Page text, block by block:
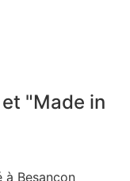
"Made in
à Besançon